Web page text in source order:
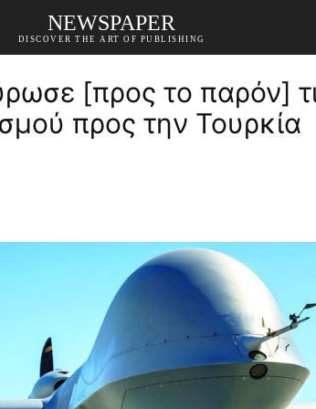
NEWSPAPER
DISCOVER THE ART OF PUBLISHING
[προς το παρόν]
προς την Τουρκία